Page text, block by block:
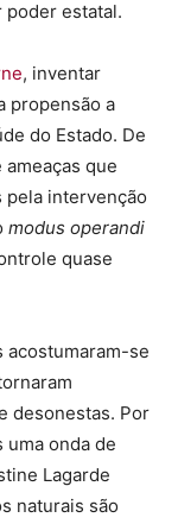
poder estatal.
, inventar
propensão a
do Estado. De
que
intervenção
modus operandi
quase
acostumaram-se
desonestas. Por
onda de
Lagarde
naturais são